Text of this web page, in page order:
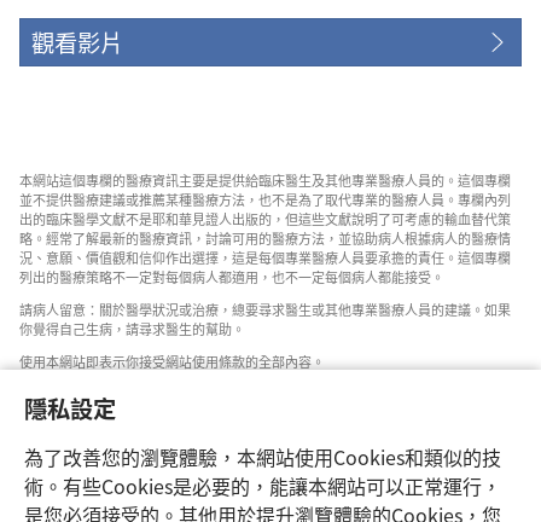
隱私設定
為了改善您的瀏覽體驗，本網站使用Cookies和類似的技
術。有些Cookies是必要的，能讓本網站可以正常運行，
是您必須接受的。其他用於提升瀏覽體驗的Cookies，您
觀看影片
本網站這個專欄的醫療資訊主要是提供給臨床醫生及其他專業醫療人員的。這個專欄
並不提供醫療建議或推薦某種醫療方法，也不是為了取代專業的醫療人員。專欄內列
出的臨床醫學文獻不是耶和華見證人出版的，但這些文獻說明了可考慮的輸血替代策
略。經常了解最新的醫療資訊，討論可用的醫療方法，並協助病人根據病人的醫療情
況、意願、價值觀和信仰作出選擇，這是每個專業醫療人員要承擔的責任。這個專欄
列出的醫療策略不一定對每個病人都適用，也不一定每個病人都能接受。
請病人留意：關於醫學狀況或治療，總要尋求醫生或其他專業醫療人員的建議。如果
你覺得自己生病，請尋求醫生的幫助。
使用本網站即表示你接受網站使用條款的全部內容。
設定外觀